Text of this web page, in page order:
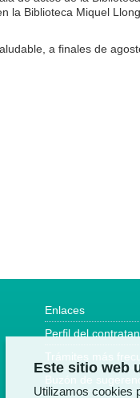
la Biblioteca Miquel
a finales de
Enlaces
Perfil del
Trámites más
Buzón de
Este sitio web
Utilizamos cookies